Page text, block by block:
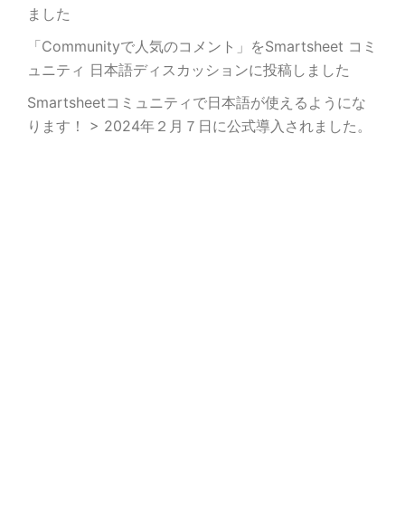
ました
「Communityで人気のコメント」をSmartsheet コミ
ュニティ 日本語ディスカッションに投稿しました
Smartsheetコミュニティで日本語が使えるようにな
ります！ > 2024年２月７日に公式導入されました。